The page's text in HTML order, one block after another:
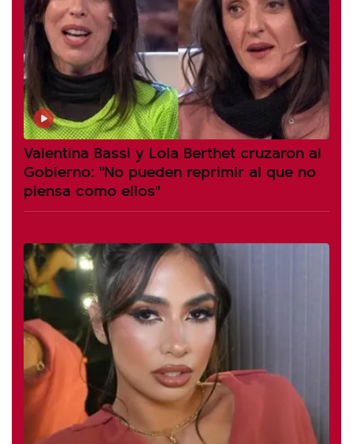
Valentina Bassi y Lola Berthet cruzaron al
Gobierno: "No pueden reprimir al que no
piensa como ellos"